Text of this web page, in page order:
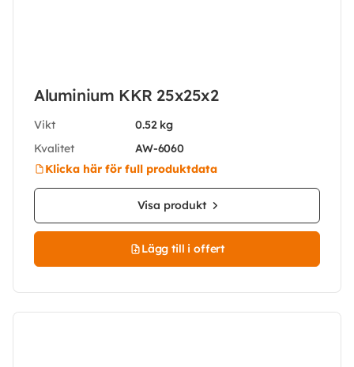
Aluminium KKR 25x25x2
Vikt
0.52 kg
Kvalitet
AW-6060
Klicka här för full produktdata
Visa produkt
Lägg till i offert